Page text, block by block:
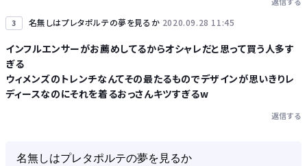
3 名無しはプレタポルテの夢を見るか 2020.09.28 11:45
インフルエンサーがお薦めしてるからオシャレだと思って買う人多す
ぎる
ウィメンズのトレンチなんてその最たるものでデザインが思いきりレ
ディースなのにそれを着るおっさんキツすぎるw
返信する